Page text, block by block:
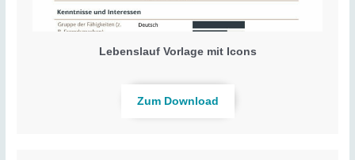
Lebenslauf Vorlage mit Icons
Zum Download